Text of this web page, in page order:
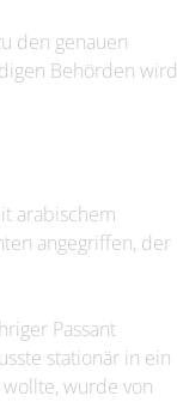
den genauen
Behörden wird
arabischem
angegriffen, der
Passant
stationär in ein
wurde von